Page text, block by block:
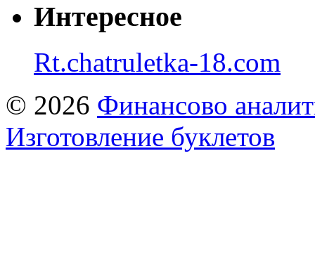
Интересное
Rt.chatruletka-18.com
© 2026 Финансово
Изготовление буклетов